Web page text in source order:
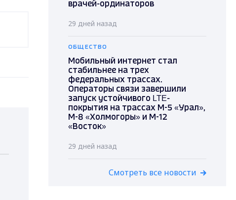
врачей-ординаторов
29 дней назад
ОБЩЕСТВО
Мобильный интернет стал
стабильнее на трех
федеральных трассах.
Операторы связи завершили
запуск устойчивого LTE-
покрытия на трассах М-5 «Урал»,
М-8 «Холмогоры» и М-12
«Восток»
29 дней назад
Смотреть все новости